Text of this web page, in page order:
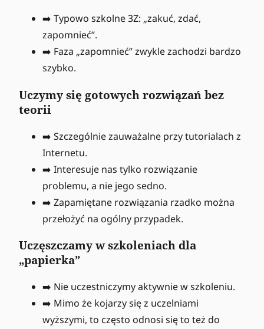
➡️ Typowo szkolne 3Z: „zakuć, zdać,
zapomnieć”.
➡️ Faza „zapomnieć” zwykle zachodzi bardzo
szybko.
Uczymy się gotowych rozwiązań bez
teorii
➡️ Szczególnie zauważalne przy tutorialach z
Internetu.
➡️ Interesuje nas tylko rozwiązanie
problemu, a nie jego sedno.
➡️ Zapamiętane rozwiązania rzadko można
przełożyć na ogólny przypadek.
Uczęszczamy w szkoleniach dla
„papierka”
➡️ Nie uczestniczymy aktywnie w szkoleniu.
➡️ Mimo że kojarzy się z uczelniami
wyższymi, to często odnosi się to też do